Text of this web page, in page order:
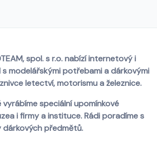
spol. s r.o. nabízí internetový i
modelářskými potřebami a dárkovými
letectví, motorismu a železnice.
speciální upomínkové
i firmy a instituce. Rádi poradíme s
předmětů.